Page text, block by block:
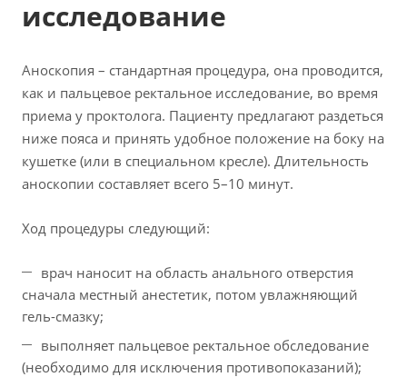
исследование
Аноскопия – стандартная процедура, она проводится,
как и пальцевое ректальное исследование, во время
приема у проктолога. Пациенту предлагают раздеться
ниже пояса и принять удобное положение на боку на
кушетке (или в специальном кресле). Длительность
аноскопии составляет всего 5–10 минут.
Ход процедуры следующий:
врач наносит на область анального отверстия
сначала местный анестетик, потом увлажняющий
гель-смазку;
выполняет пальцевое ректальное обследование
(необходимо для исключения противопоказаний);